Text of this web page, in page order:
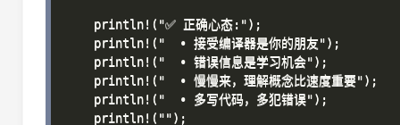
    println!("✅ 正确心态:");
    println!("  • 接受编译器是你的朋友");
    println!("  • 错误信息是学习机会");
    println!("  • 慢慢来，理解概念比速度重要");
    println!("  • 多写代码，多犯错误");
    println!("");